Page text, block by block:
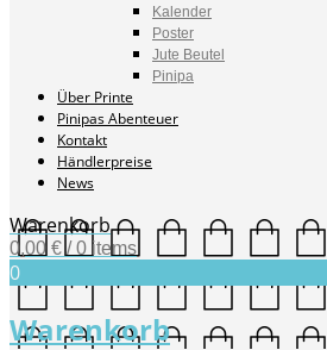
Kalender
Poster
Jute Beutel
Pinipa
Über Printe
Pinipas Abenteuer
Kontakt
Händlerpreise
News
Warenkorb
0,00 € / 0 items
0
Warenkorb